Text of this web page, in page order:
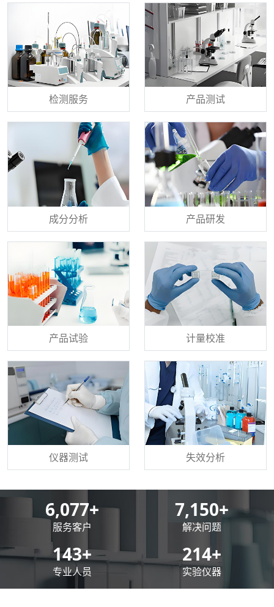
检测服务 产品测试
成分分析 产品研发
产品试验 计量校准
仪器测试 失效分析
8,500+
服务客户
10,000+
解决问题
200+
专业人员
300+
实验仪器